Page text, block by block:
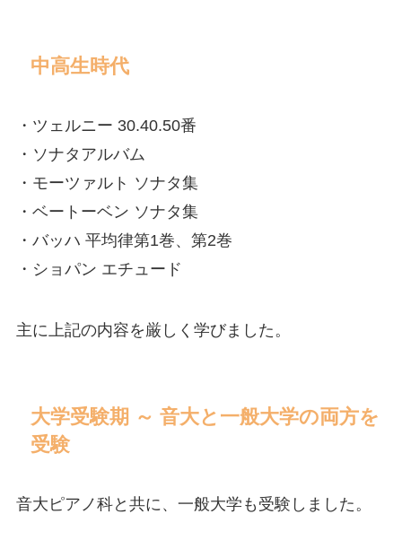
中高生時代
・ツェルニー 30.40.50番
・ソナタアルバム
・モーツァルト ソナタ集
・ベートーベン ソナタ集
・バッハ 平均律第1巻、第2巻
・ショパン エチュード
主に上記の内容を厳しく学びました。
大学受験期 ～ 音大と一般大学の両方を
受験
音大ピアノ科と共に、一般大学も受験しました。